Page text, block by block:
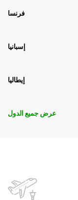
فرنسا
إسبانيا
إيطاليا
عرض جميع الدول